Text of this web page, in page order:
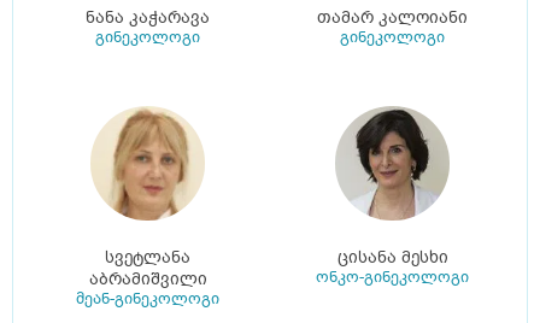
ნანა კაჭარავა
გინეკოლოგი
თამარ კალოიანი
გინეკოლოგი
სვეტლანა
აბრამიშვილი
მეან-გინეკოლოგი
ცისანა მესხი
ონკო-გინეკოლოგი